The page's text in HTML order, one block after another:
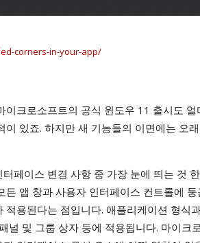
corners-in-your-app/
크로소프트의 공식 윈도우 11 출시도 얼
이 있죠. 하지만 새 기능들의 이면에는 오
터페이스 변경 사항 중 가장 눈에 띄는 것
든 앱 창과 사용자 인터페이스 컨트롤에
적용된다는 점입니다. 애플리케이션 형식
널 및 그룹 상자 등에 적용됩니다. 마이크